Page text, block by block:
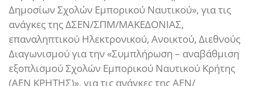
Δημοσίων Σχολών Εμπορικού Ναυτικού», για τις
ανάγκες της ΔΣΕΝ/ΣΠΜ/ΜΑΚΕΔΟΝΙΑΣ,
επαναληπτικού Ηλεκτρονικού, Ανοικτού, Διεθνούς
Διαγωνισμού για την «Συμπλήρωση – αναβάθμιση
εξοπλισμού Σχολών Εμπορικού Ναυτικού Κρήτης
(ΑΕΝ ΚΡΗΤΗΣ)», για τις ανάγκες της ΑΕΝ/